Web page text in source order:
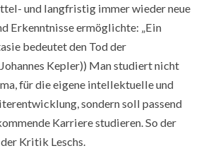
und langfristig immer wieder neue
Erkenntnisse ermöglichte: „Ein
bedeutet den Tod der
Kepler)) Man studiert nicht
für die eigene intellektuelle und
sondern soll passend
Karriere studieren. So der
Kritik Leschs.